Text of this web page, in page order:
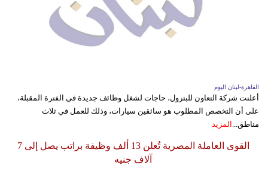
القاهرة-لبنان اليوم
أعلنت شركة التعاون للبترول، حاجات لشغل وظائف جديدة في الفترة المقبلة،
على أن التخصص المطلوب هو سائقين سيارات، وذلك للعمل في ثلاث
مناطق... المزيد
القوى العاملة المصرية تُعلن 13 ألف وظيفة براتب يصل إلى 7
آلاف جنيه